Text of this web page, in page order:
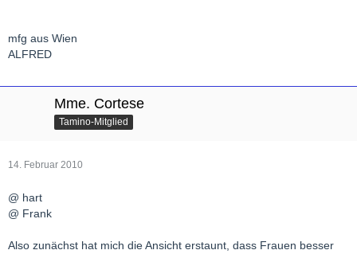
mfg aus Wien
ALFRED
Mme. Cortese
Tamino-Mitglied
14. Februar 2010
@ hart
@ Frank
Also zunächst hat mich die Ansicht erstaunt, dass Frauen besser